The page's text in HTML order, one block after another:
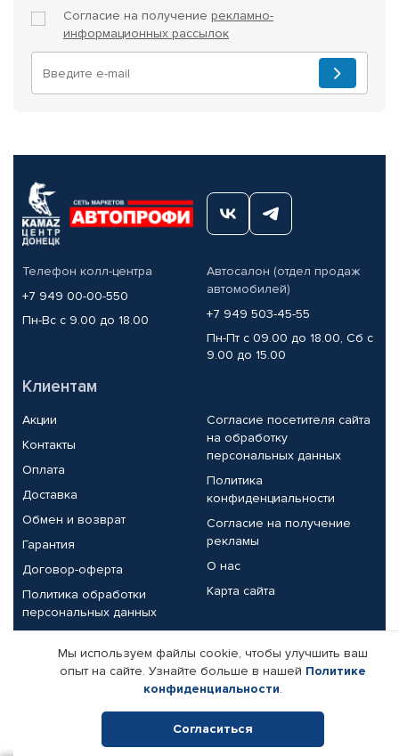
Согласие на получение рекламно-
информационных рассылок
Телефон колл-центра
+7 949 00-00-550
Пн-Вс с 9.00 до 18.00
Автосалон (отдел продаж
автомобилей)
+7 949 503-45-55
Пн-Пт с 09.00 до 18.00, Сб с
9.00 до 15.00
Клиентам
Акции
Контакты
Оплата
Доставка
Обмен и возврат
Гарантия
Договор-оферта
Политика обработки
персональных данных
Согласие посетителя сайта
на обработку
персональных данных
Политика
конфиденциальности
Согласие на получение
рекламы
О нас
Карта сайта
Партнерам
Корпоративным клиентам
Поставщикам
Реквизиты компании
Мы используем файлы cookie, чтобы улучшить ваш
опыт на сайте. Узнайте больше в нашей Политике
конфиденциальности.
Согласиться